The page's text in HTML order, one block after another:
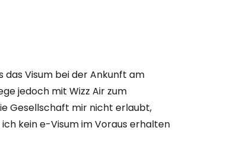
Visum bei der Ankunft am
jedoch mit Wizz Air zum
Gesellschaft mir nicht erlaubt,
kein e-Visum im Voraus erhalten